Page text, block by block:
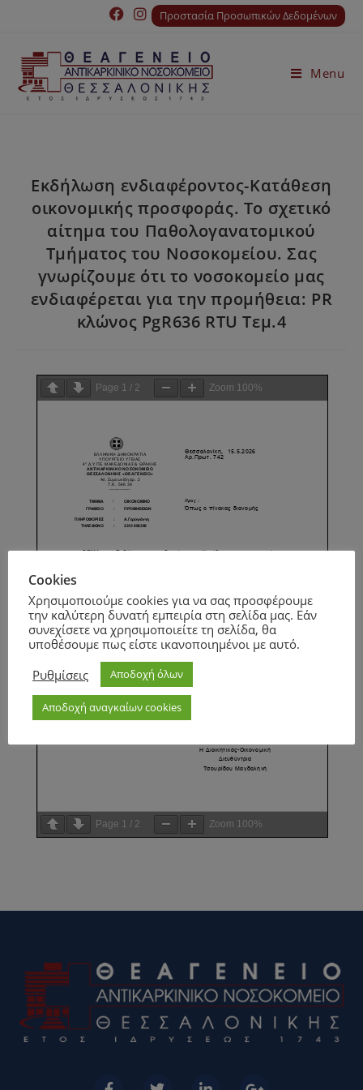
Προστασία Προσωπικών Δεδομένων
Menu
Εκδήλωση ενδιαφέροντος-Κατάθεση
οικονομικής προσφοράς. Το σχετικό
αίτημα του Παθολογανατομικού
Τμήματος του Νοσοκομείου. Σας
γνωρίζουμε ότι το νοσοκομείο μας
ενδιαφέρεται για την προμήθεια: PR
κλώνος PgR636 RTU Τεμ.4
Page 1 / 2 Zoom 100%
Page 1 / 2 Zoom 100%
Cookies
Χρησιμοποιούμε cookies για να σας προσφέρουμε
την καλύτερη δυνατή εμπειρία στη σελίδα μας. Εάν
συνεχίσετε να χρησιμοποιείτε τη σελίδα, θα
υποθέσουμε πως είστε ικανοποιημένοι με αυτό.
Ρυθμίσεις
Αποδοχή όλων
Αποδοχή αναγκαίων cookies